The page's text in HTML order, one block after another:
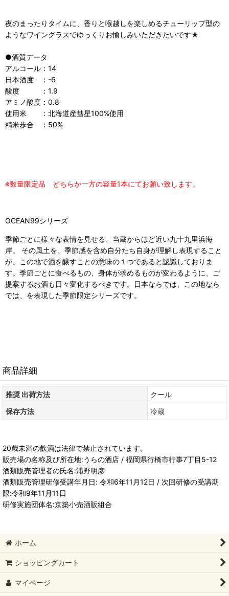
夜のまったりタイムに、香りと喉越しを楽しめるチューリップ型の
ようなワイングラスでゆっくりお愉しみいただきたいです★
●酒質データ
アルコール：14
日本酒度 ：-6
酸度 ：1.9
アミノ酸度：0.8
使用米 ：北海道産彗星100%使用
精米歩合 ：50%
※数量限定品 どちらか一方の容量1本にてお願い致します。
OCEAN99シリーズ
季節ごとに様々な表情を見せる、当蔵からほど近い九十九里浜海
岸。 その風土を、季節感を含め自分たち自身が理解し表現すること
が、この地で酒を醸すことの意味の１つであると認識しておりま
す。季節ごとに食べるもの、身体が求めるものが変わるように、ご
提案するお酒も日々変化するべきです。日本ならでは、この地なら
では、を表現した季節限定シリーズです。
商品詳細
推奨 出荷方法
クール
保存方法
冷蔵
20歳未満の飲酒は法律で禁止されています。
販売場の名称及び所在地:うらの酒店 / 福岡県行橋市行事7丁目5-12
酒類販売管理者の氏名:浦野明彦
酒類販売管理研修受講年月日: 令和6年11月12日 / 次回研修の受講期
限:令和9年11月11日
研修実施団体名:京築小売酒販組合
ホーム
ショッピングカート
マイページ